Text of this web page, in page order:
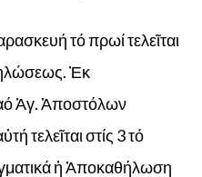
τό πρωί τελεῖται
Ἐκ
Ἁγ. Ἀποστόλων
τελεῖται στίς 3 τό
ἡ Ἀποκαθήλωση